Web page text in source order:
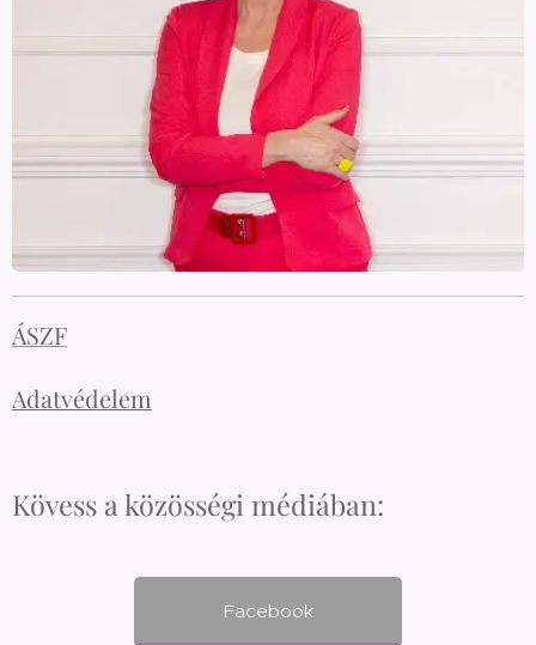
ÁSZF
Adatvédelem
Kövess a közösségi médiában:
Facebook